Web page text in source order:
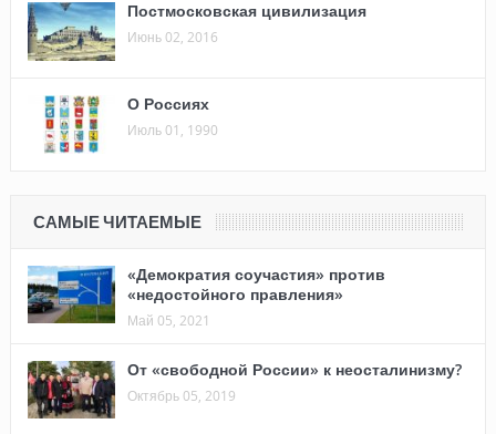
Постмосковская цивилизация
Июнь 02, 2016
О Россиях
Июль 01, 1990
САМЫЕ ЧИТАЕМЫЕ
«Демократия соучастия» против
«недостойного правления»
Май 05, 2021
От «свободной России» к неосталинизму?
Октябрь 05, 2019